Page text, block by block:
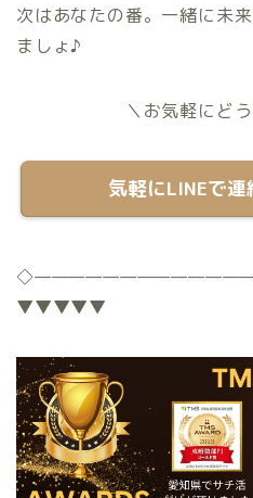
次はあなたの番。一緒に未
ましょ♪
＼お気軽にどう
気軽にLINEで連
◇
▼▼▼▼▼